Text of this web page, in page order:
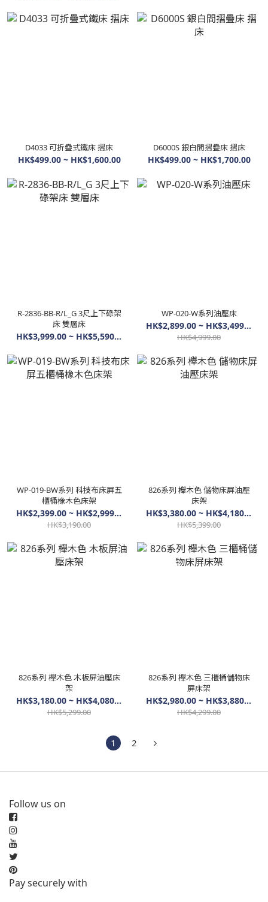
D4033 可折疊式鐵床 摺床
HK$499.00 ~ HK$1,600.00
D6000S 銀白間摺疊床 摺床
HK$499.00 ~ HK$1,700.00
R-2836-BB-R/L_G 3尺上下碌架
床 雙層床
HK$3,999.00 ~ HK$5,590.00
WP-020-W系列油壓床
HK$2,899.00 ~ HK$3,499.00
HK$4,999.00
WP-019-BW系列 科技布床屏五
櫃桶橡木色床架
HK$2,399.00 ~ HK$2,999.00
HK$3,190.00
826系列 櫸木色 儲物床屏油壓
床架
HK$3,380.00 ~ HK$4,180.00
HK$5,399.00
826系列 櫸木色 木板屏油壓床
架
HK$3,180.00 ~ HK$4,080.00
HK$5,299.00
826系列 櫸木色 三櫃桶儲物床
屏床架
HK$2,980.00 ~ HK$3,880.00
HK$4,299.00
1 2
Follow us on
Pay securely with